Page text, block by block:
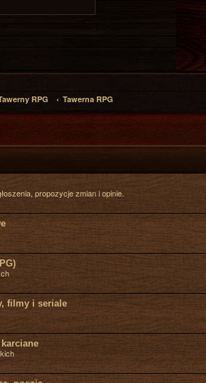
RPG Tawerna RPG
propozycje zmian i opinie.
filmy i seriale